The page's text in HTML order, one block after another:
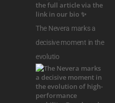
The Nevera marks a
decisive moment in the
evolutio